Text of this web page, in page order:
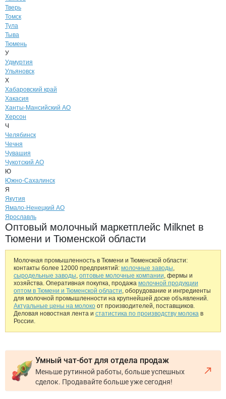
Тверь
Томск
Тула
Тыва
Тюмень
У
Удмуртия
Ульяновск
Х
Хабаровский край
Хакасия
Ханты-Мансийский АО
Херсон
Ч
Челябинск
Чечня
Чувашия
Чукотский АО
Ю
Южно-Сахалинск
Я
Якутия
Ямало-Ненецкий АО
Ярославль
Оптовый молочный маркетплейс Milknet в
Тюмени и Тюменской области
Молочная промышленность в Тюмени и Тюменской области:
контакты более 12000 предприятий: молочные заводы,
сыродельные заводы, оптовые молочные компании, фермы и
хозяйства. Оперативная покупка, продажа молочной продукции
оптом в Тюмени и Тюменской области, оборудование и ингредиенты
для молочной промышленности на крупнейшей доске объявлений.
Актуальные цены на молокоот производителей, поставщиков.
Деловая новостная лента и статистика по производству молокав
России.
Умный чат-бот для отдела продаж
Меньше рутинной работы, больше успешных
сделок. Продавайте больше уже сегодня!